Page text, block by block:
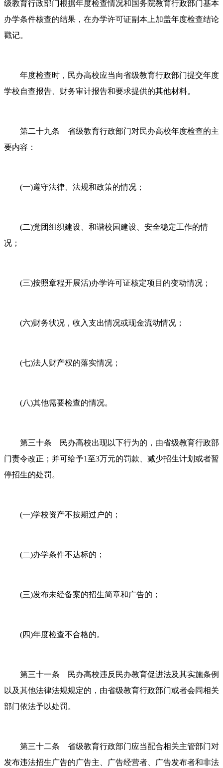
级教育行政部门根据年度检查情况和国务院教育行政部门基本
办学条件核查的结果，在办学许可证副本上加盖年度检查结论
戳记。
年度检查时，民办高校应当向省级教育行政部门提交年度
学校自查报告、财务审计报告和要求提供的其他材料。
第二十九条 省级教育行政部门对民办高校年度检查的主
要内容：
(一)遵守法律、法规和政策的情况；
(二)党团组织建设、和谐校园建设、安全稳定工作的情
况；
(三)按照章程开展活)办学许可证核定项目的变动情况；
(六)财务状况，收入支出情况或现金流动情况；
(七)法人财产权的落实情况；
(八)其他需要检查的情况。
第三十条 民办高校出现以下行为的，由省级教育行政部
门责令改正；并可给予1至3万元的罚款、减少招生计划或者暂
停招生的处罚。
(一)学校资产不按期过户的；
(二)办学条件不达标的；
(三)发布未经备案的招生简章和广告的；
(四)年度检查不合格的。
第三十一条 民办高校违反民办教育促进法及其实施条例
以及其他法律法规规定的，由省级教育行政部门或者会同相关
部门依法予以处罚。
第三十二条 省级教育行政部门应当配合相关主管部门对
发布违法招生广告的广告主、广告经营者、广告发布者和非法